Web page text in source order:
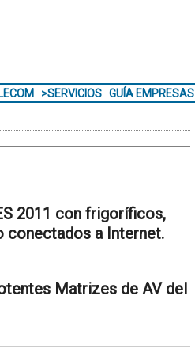
>SERVICIOS GUÍA EMPRESAS
2011 con frigoríficos,
conectados a Internet.
Matrizes de AV del